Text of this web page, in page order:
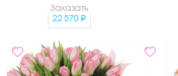
Заказать
22 570